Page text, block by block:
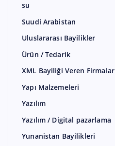
su
Suudi Arabistan
Uluslararası Bayilikler
Ürün / Tedarik
XML Bayiliği Veren Firmalar
Yapı Malzemeleri
Yazılım
Yazılım / Digital pazarlama
Yunanistan Bayilikleri